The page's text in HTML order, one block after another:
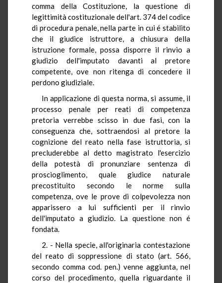
comma della Costituzione, la questione di
legittimità costituzionale dell'art. 374 del codice
di procedura penale, nella parte in cui é stabilito
che il giudice istruttore, a chiusura della
istruzione formale, possa disporre il rinvio a
giudizio dell'imputato davanti al pretore
competente, ove non ritenga di concedere il
perdono giudiziale.
In applicazione di questa norma, si assume, il
processo penale per reati di competenza
pretoria verrebbe scisso in due fasi, con la
conseguenza che, sottraendosi al pretore la
cognizione del reato nella fase istruttoria, si
precluderebbe al detto magistrato l'esercizio
della potestà di pronunziare sentenza di
proscioglimento, quale giudice naturale
precostituito secondo le norme sulla
competenza, ove le prove di colpevolezza non
apparissero a lui sufficienti per il rinvio
dell'imputato a giudizio. La questione non é
fondata.
2. - Nella specie, all'originaria contestazione
del reato di soppressione di stato (art. 566,
secondo comma cod. pen.) venne aggiunta, nel
corso del procedimento, quella riguardante il